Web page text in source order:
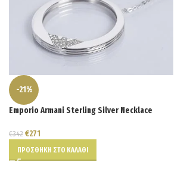
-21%
Emporio Armani Sterling Silver Necklace
€342 €271
ΠΡΟΣΘΉΚΗ ΣΤΟ ΚΑΛΆΘΙ